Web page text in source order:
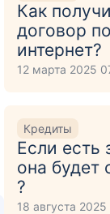
Как
договор
интернет?
12 марта 2025
Кредиты
Если есть
она будет
?
18 августа 2025